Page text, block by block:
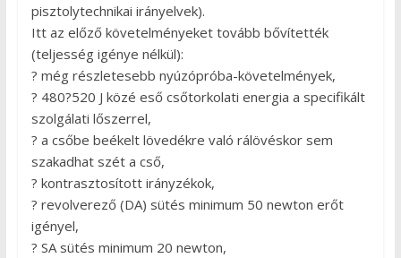
pisztolytechnikai irányelvek).
Itt az előző követelményeket tovább bővítették
(teljesség igénye nélkül):
? még részletesebb nyúzópróba-követelmények,
? 480?520 J közé eső csőtorkolati energia a specifikált
szolgálati lőszerrel,
? a csőbe beékelt lövedékre való rálövéskor sem
szakadhat szét a cső,
? kontrasztosított irányzékok,
? revolverező (DA) sütés minimum 50 newton erőt
igényel,
? SA sütés minimum 20 newton,